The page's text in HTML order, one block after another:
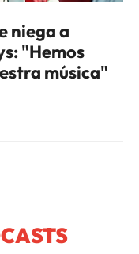
niega a
"Hemos
música"